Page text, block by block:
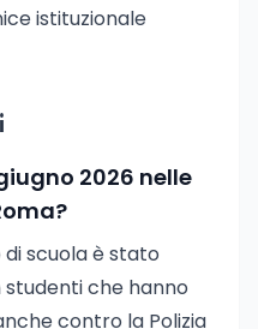
istituzionale
2026 nelle
scuola è stato
studenti che hanno
contro la Polizia